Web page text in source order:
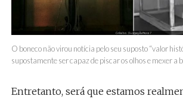
O boneco não virou notícia pelo seu suposto “valor
supostamente ser capaz de piscar os olhos e mexer a
Entretanto, será que estamos